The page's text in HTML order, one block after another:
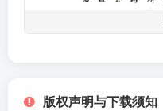
版权声明与下载须知